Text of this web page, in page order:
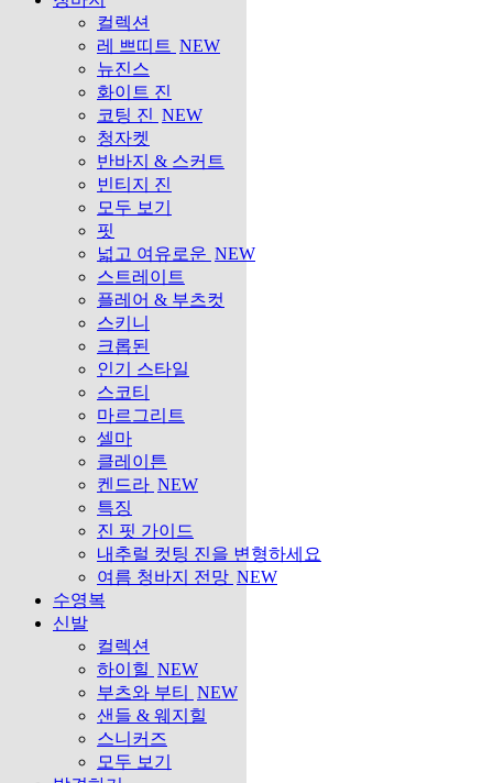
컬렉션
레 쁘띠트 NEW
뉴진스
화이트 진
코팅 진 NEW
청자켓
반바지 & 스커트
빈티지 진
모두 보기
핏
넓고 여유로운 NEW
스트레이트
플레어 & 부츠컷
스키니
크롭된
인기 스타일
스코티
마르그리트
셀마
클레이튼
켄드라 NEW
특징
진 핏 가이드
내추럴 컷팅 진을 변형하세요
여름 청바지 전망 NEW
수영복
신발
컬렉션
하이힐 NEW
부츠와 부티
NEW
샌들 & 웨지힐
스니커즈
모두 보기